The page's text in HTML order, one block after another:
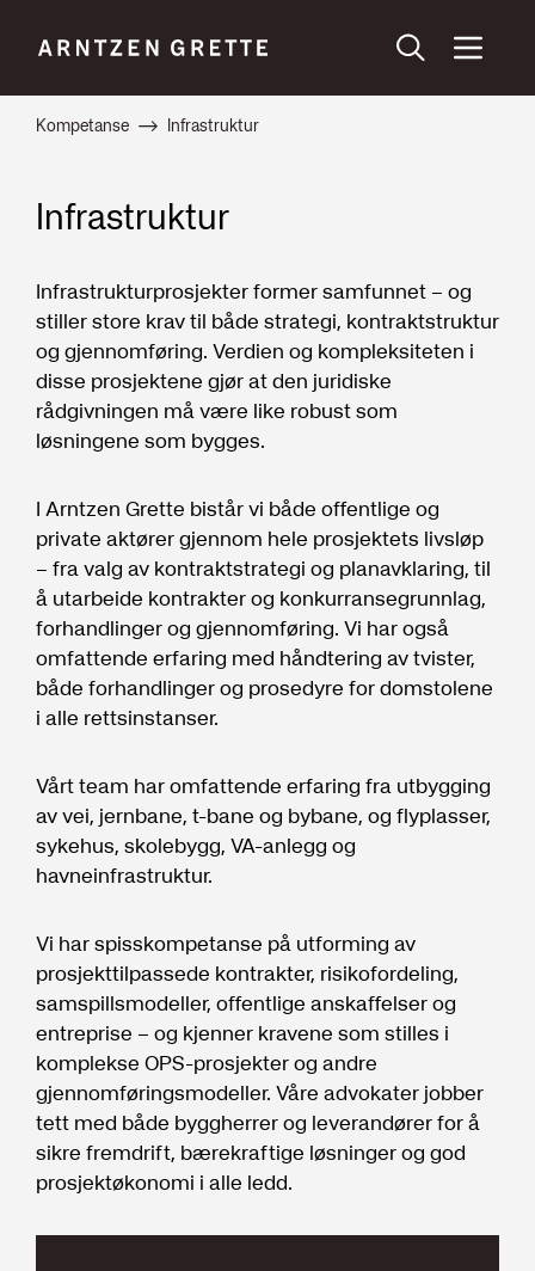
Kompetanse Infrastruktur
Infrastruktur
Infrastrukturprosjekter former samfunnet – og
stiller store krav til både strategi, kontraktstruktur
og gjennomføring. Verdien og kompleksiteten i
disse prosjektene gjør at den juridiske
rådgivningen må være like robust som
løsningene som bygges.
I Arntzen Grette bistår vi både offentlige og
private aktører gjennom hele prosjektets livsløp
– fra valg av kontraktstrategi og planavklaring, til
å utarbeide kontrakter og konkurransegrunnlag,
forhandlinger og gjennomføring. Vi har også
omfattende erfaring med håndtering av tvister,
både forhandlinger og prosedyre for domstolene
i alle rettsinstanser.
Vårt team har omfattende erfaring fra utbygging
av vei, jernbane, t-bane og bybane, og flyplasser,
sykehus, skolebygg, VA-anlegg og
havneinfrastruktur.
Vi har spisskompetanse på utforming av
prosjekttilpassede kontrakter, risikofordeling,
samspillsmodeller, offentlige anskaffelser og
entreprise – og kjenner kravene som stilles i
komplekse OPS-prosjekter og andre
gjennomføringsmodeller. Våre advokater jobber
tett med både byggherrer og leverandører for å
sikre fremdrift, bærekraftige løsninger og god
prosjektøkonomi i alle ledd.